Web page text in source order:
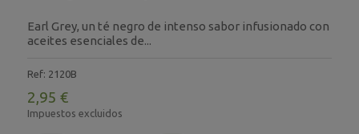
Earl Grey, un té negro de intenso sabor infusionado con
aceites esenciales de...
Ref: 2120B
2,95 €
Impuestos excluidos